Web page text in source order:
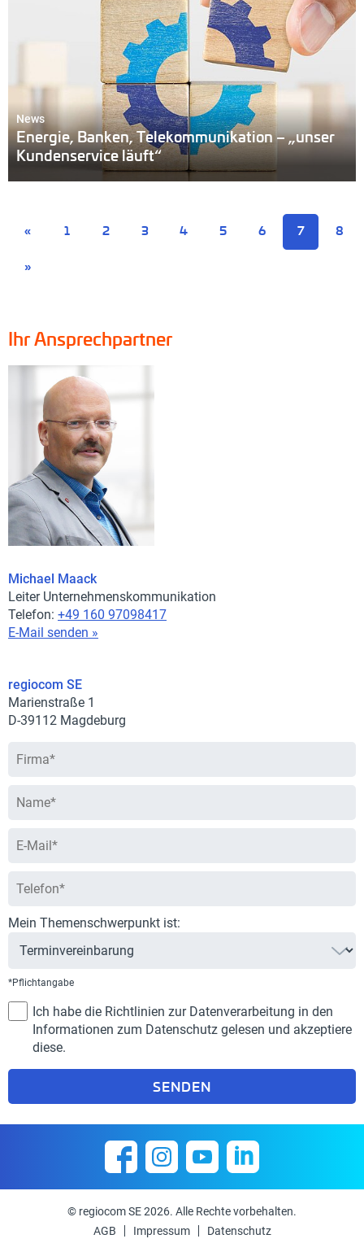
News
Energie, Banken, Telekommunikation – „unser
Kundenservice läuft“
« 1 2 3 4 5 6 7 8
»
Ihr Ansprechpartner
Michael Maack
Leiter Unternehmenskommunikation
Telefon: +49 160 97098417
E-Mail senden »
regiocom SE
Marienstraße 1
D-39112 Magdeburg
Mein Themenschwerpunkt ist:
*Pflichtangabe
Ich habe die Richtlinien zur Datenverarbeitung in den
Informationen zum Datenschutz gelesen und akzeptiere
diese.
© regiocom SE 2026. Alle Rechte vorbehalten.
AGB
Impressum Datenschutz